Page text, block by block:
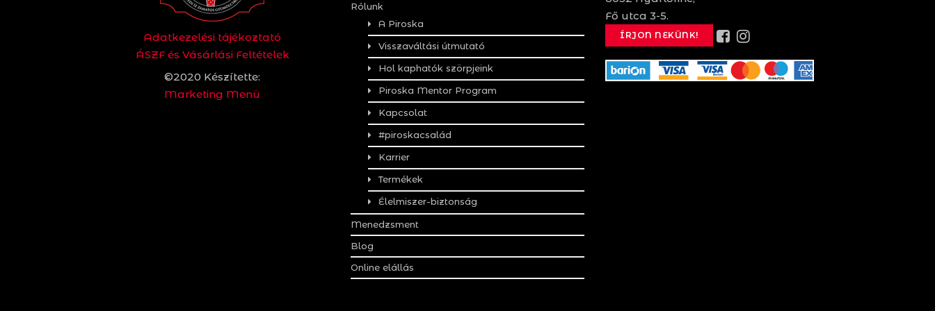
Adatkezelési tájékoztató
ÁSZF és Vásárlási Feltételek
©2020 Készítette:
Marketing Menü
Rólunk
A Piroska
Visszaváltási útmutató
Hol kaphatók szörpjeink
Piroska Mentor Program
Kapcsolat
#piroskacsalád
Karrier
Termékek
Élelmiszer-biztonság
Menedzsment
Blog
Online elállás
Fő utca 3-5.
ÍRJON NEKÜNK!